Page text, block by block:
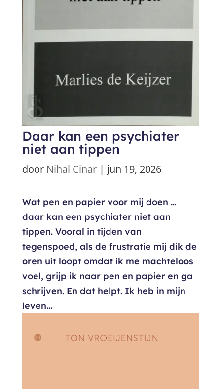
Daar kan een psychiater
niet aan tippen
door Nihal Cinar| jun 19, 2026
Wat pen en papier voor mij doen …
daar kan een psychiater niet aan
tippen. Vooral in tijden van
tegenspoed, als de frustratie mij dik de
oren uit loopt omdat ik me machteloos
voel, grijp ik naar pen en papier en ga
schrijven. En dat helpt. Ik heb in mijn
leven...